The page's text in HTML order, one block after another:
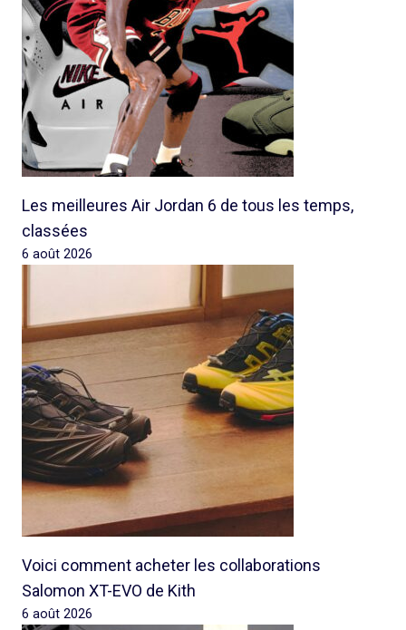
Les meilleures Air Jordan 6 de tous les temps,
classées
6 août 2026
Voici comment acheter les collaborations
Salomon XT-EVO de Kith
6 août 2026